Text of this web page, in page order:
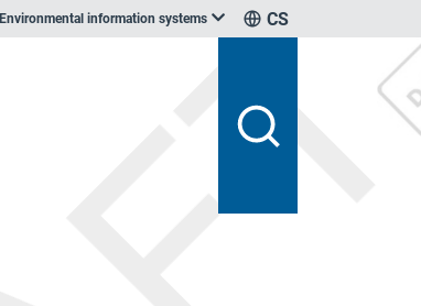
Environmental information systems CS